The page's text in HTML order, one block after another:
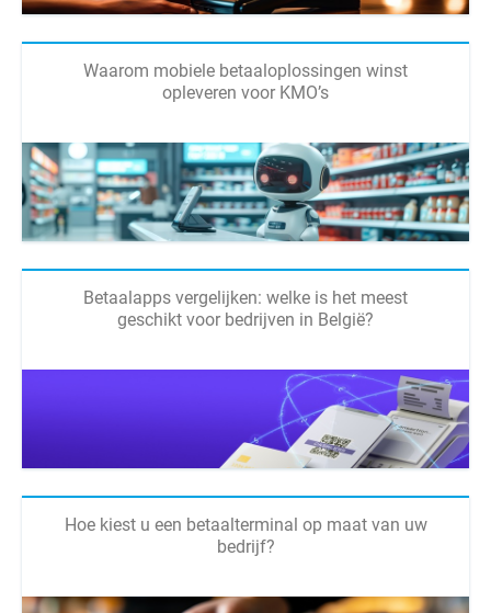
Waarom mobiele betaaloplossingen winst
opleveren voor KMO’s
Betaalapps vergelijken: welke is het meest
geschikt voor bedrijven in België?
Hoe kiest u een betaalterminal op maat van uw
bedrijf?